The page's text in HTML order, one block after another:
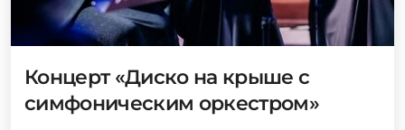
Концерт «Диско на крыше с
симфоническим оркестром»